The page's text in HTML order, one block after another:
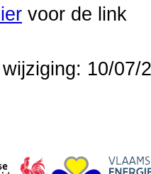
voor de link
10/07/